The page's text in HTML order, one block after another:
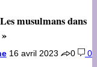
musulmans dans
16 avril 2023 0 0